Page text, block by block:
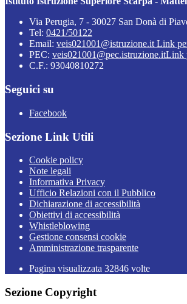
Via Perugia, 7 - 30027 San Donà di
Tel: 0421/50122
Email: veis021001@istruzione.it Link
PEC: veis021001@pec.istruzione.itLink
C.F.: 93040810272
Seguici su
Facebook
Sezione Link Utili
Cookie policy
Note legali
Informativa Privacy
Ufficio Relazioni con il Pubblico
Dichiarazione di accessibilità
Obiettivi di accessibilità
Whistleblowing
Gestione consensi cookie
Amministrazione trasparente
Pagina visualizzata 32846 volte
Sezione Copyright